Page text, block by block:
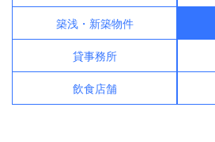
築浅・新築物件
貸事務所
飲食店舗